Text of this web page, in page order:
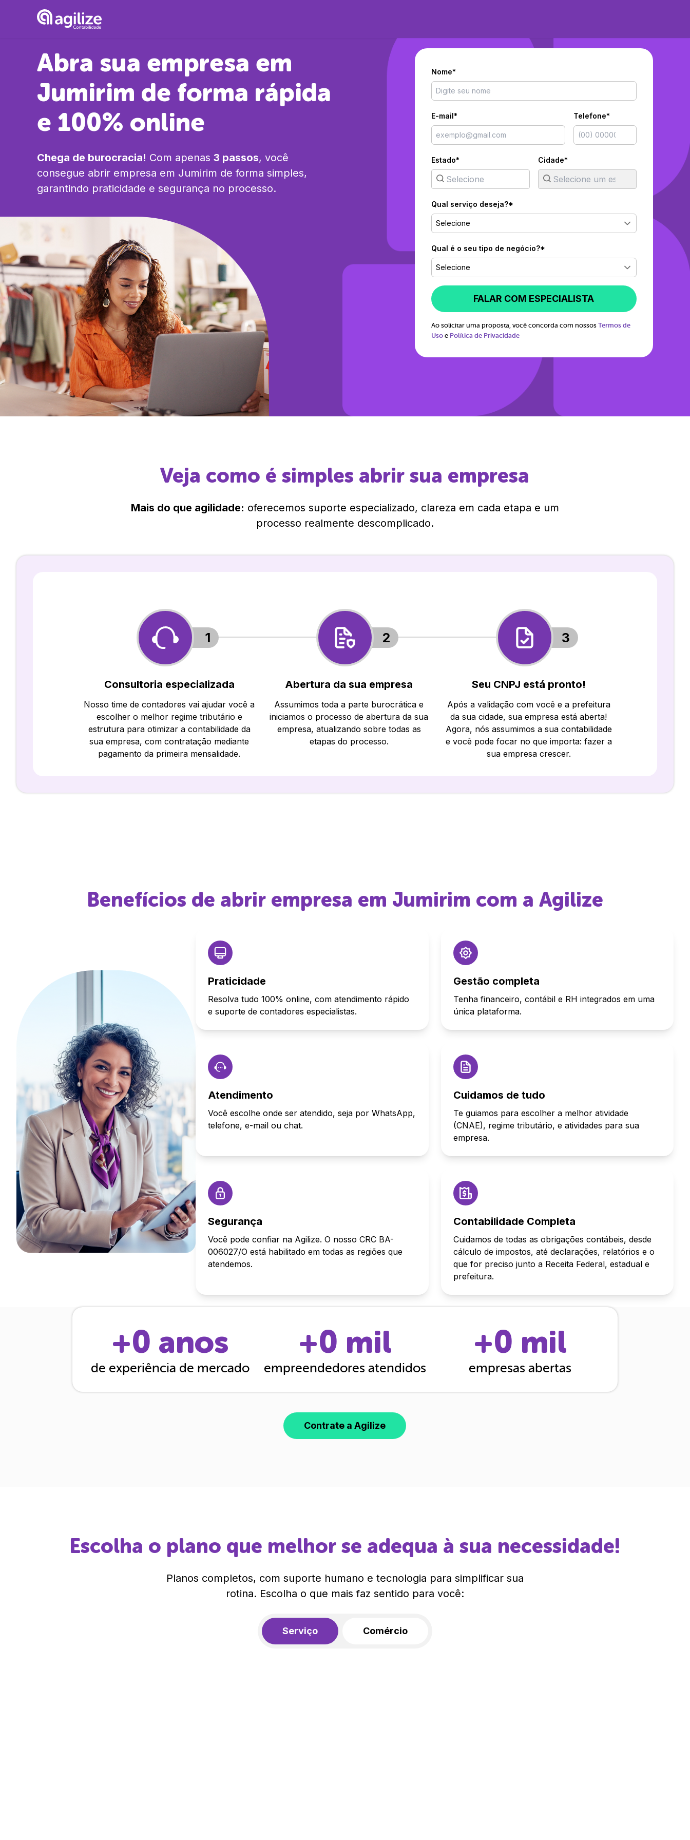
Abra sua empresa em
Jumirim de forma rápida
e 100% online
Chega de burocracia! Com apenas 3 passos, você
consegue abrir empresa em Jumirim de forma simples,
garantindo praticidade e segurança no processo.
Nome*
E-mail* Telefone*
Estado* Cidade*
Qual serviço deseja?*
Selecione
Qual é o seu tipo de negócio?*
Selecione
FALAR COM ESPECIALISTA
Ao solicitar uma proposta, você concorda com nossos Termos de
Uso e Política de Privacidade
Veja como é simples abrir sua empresa
Mais do que agilidade: oferecemos suporte especializado, clareza em cada etapa e um
processo realmente descomplicado.
1
Consultoria especializada
Nosso time de contadores vai ajudar você a
escolher o melhor regime tributário e
estrutura para otimizar a contabilidade da
sua empresa, com contratação mediante
pagamento da primeira mensalidade.
2
Abertura da sua empresa
Assumimos toda a parte burocrática e
iniciamos o processo de abertura da sua
empresa, atualizando sobre todas as
etapas do processo.
3
Seu CNPJ está pronto!
Após a validação com você e a prefeitura
da sua cidade, sua empresa está aberta!
Agora, nós assumimos a sua contabilidade
e você pode focar no que importa: fazer a
sua empresa crescer.
Benefícios de abrir empresa em Jumirim com a Agilize
Praticidade
Resolva tudo 100% online, com atendimento rápido
e suporte de contadores especialistas.
Gestão completa
Tenha financeiro, contábil e RH integrados em uma
única plataforma.
Atendimento
Você escolhe onde ser atendido, seja por WhatsApp,
telefone, e-mail ou chat.
Cuidamos de tudo
Te guiamos para escolher a melhor atividade
(CNAE), regime tributário, e atividades para sua
empresa.
Segurança
Você pode confiar na Agilize. O nosso CRC BA-
006027/O está habilitado em todas as regiões que
atendemos.
Contabilidade Completa
Cuidamos de todas as obrigações contábeis, desde
cálculo de impostos, até declarações, relatórios e o
que for preciso junto a Receita Federal, estadual e
prefeitura.
+0 anos
de experiência de mercado
+0 mil
empreendedores atendidos
+0 mil
empresas abertas
Contrate a Agilize
Escolha o plano que melhor se adequa à sua necessidade!
Planos completos, com suporte humano e tecnologia para simplificar sua
rotina. Escolha o que mais faz sentido para você:
Serviço Comércio